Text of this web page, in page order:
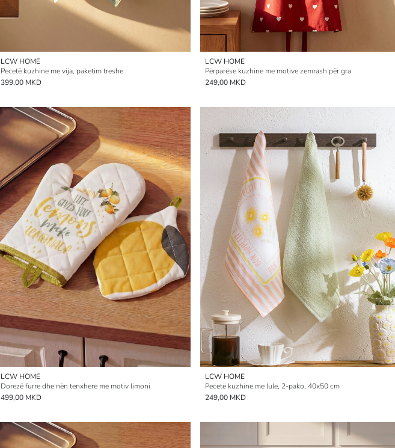
LCW HOME
Pecetë kuzhine me vija, paketim treshe
399,00 MKD
LCW HOME
Përparëse kuzhine me motive zemrash për gra
249,00 MKD
LCW HOME
Dorezë furre dhe nën tenxhere me motiv limoni
499,00 MKD
LCW HOME
Pecetë kuzhine me lule, 2-pako, 40x50 cm
249,00 MKD